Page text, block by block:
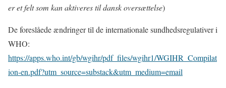
er et felt som kan aktiveres til dansk oversættelse)
De foreslåede ændringer til de internationale sundhedsregulativer i
WHO:
https://apps.who.int/gb/wgihr/pdf_files/wgihr1/WGIHR_Compilat
ion-en.pdf?utm_source=substack&utm_medium=email